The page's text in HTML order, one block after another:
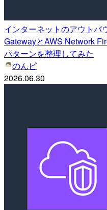
インターネットのアウトバ
GatewayとAWS Network
パターンを整理してみた
のんピ
2026.06.30